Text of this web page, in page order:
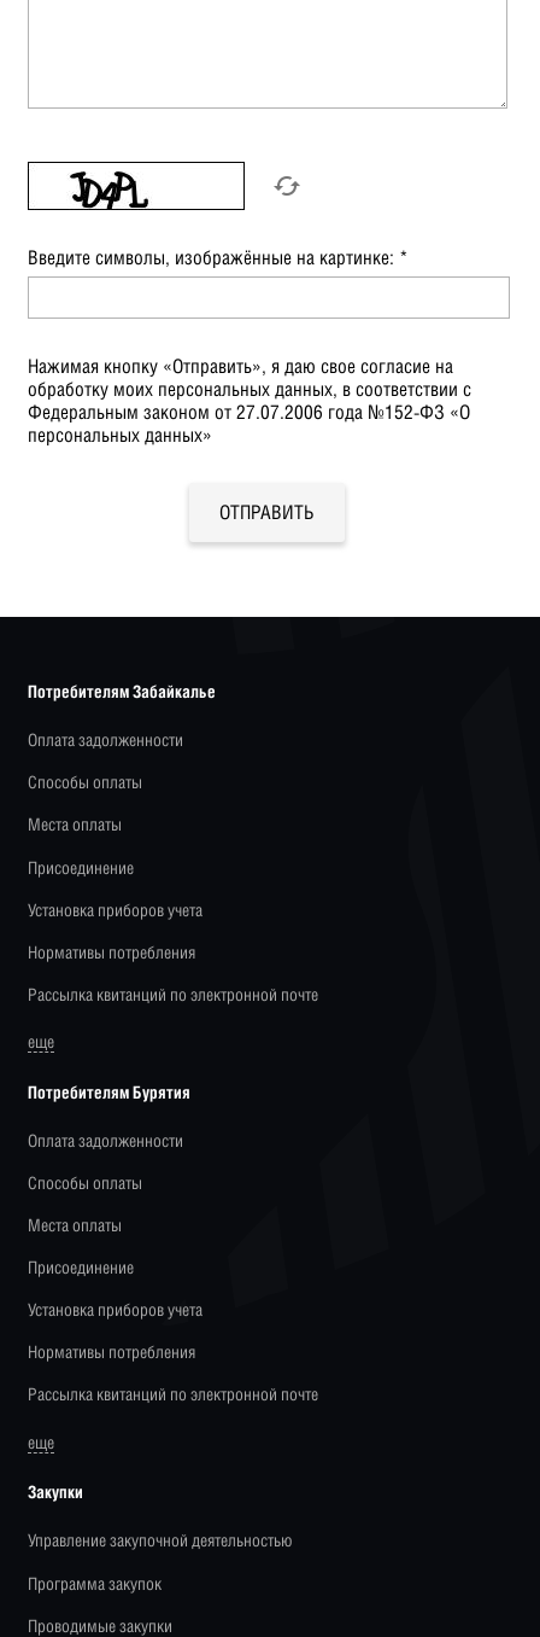
Введите символы, изображённые на картинке: *
Нажимая кнопку «Отправить», я даю свое согласие на
обработку моих персональных данных, в соответствии с
Федеральным законом от 27.07.2006 года №152-ФЗ «О
персональных данных»
Потребителям Забайкалье
Оплата задолженности
Способы оплаты
Места оплаты
Присоединение
Установка приборов учета
Нормативы потребления
Рассылка квитанций по электронной почте
еще
Потребителям Бурятия
Оплата задолженности
Способы оплаты
Места оплаты
Присоединение
Установка приборов учета
Нормативы потребления
Рассылка квитанций по электронной почте
еще
Закупки
Управление закупочной деятельностью
Программа закупок
Проводимые закупки